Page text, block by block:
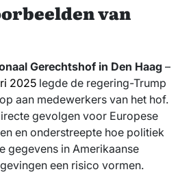
van
Gerechtshof in Den Haag –
2025 legde de regering-Trump
aan medewerkers van het hof.
gevolgen voor Europese
en onderstreepte hoe politiek
gegevens in Amerikaanse
een risico vormen.